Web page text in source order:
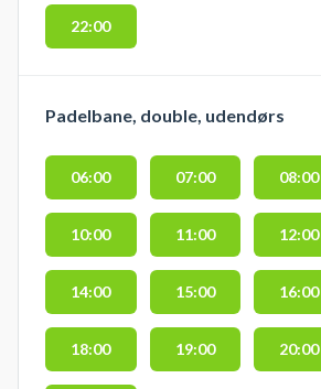
22:00
Padelbane, double, udendørs
06:00 07:00 08:00
10:00 11:00 12:00
14:00 15:00 16:00
18:00 19:00 20:00